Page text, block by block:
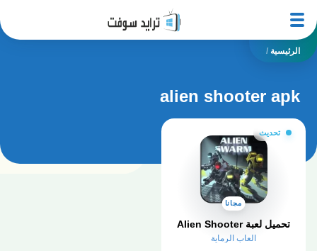
الرئيسية /
alien shooter apk
تحديث
مجانا
تحميل لعبة Alien Shooter
العاب الرماية